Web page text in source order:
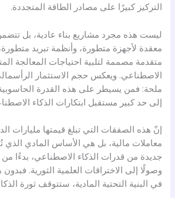
التركيز كبيرًا على مصادر الطاقة المتجددة.
ليست هذه مجرد مشاريع بناء عادية، بل
معقدة لأجهزة متطورة، وأنظمة تبريد
متقدمة مصممة لتلبية احتياجات المعالجة
الاصطناعي. ويعكس حجم الاستثمار
ملحة: فمن يسيطر على هذه القدرة
إلى حد كبير مستقبل ابتكارات الذكاء
إنّ هذه الصفقات التي تبلغ قيمتها مليارات
معاملات مالية، بل هي الأساس المادي الذي
جديدة من قدرات الذكاء الاصطناعي، بدءًا من
وصولًا إلى الاختراقات العلمية الثورية. فبدون
في البنية التحتية المادية، ستتوقف ثورة